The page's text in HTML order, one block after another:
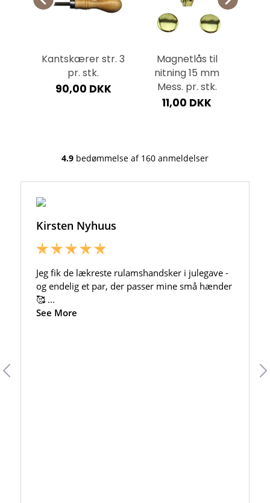
Kantskærer str. 3
pr. stk.
90,00 DKK
Magnetlås til
nitning 15 mm
Mess. pr. stk.
11,00 DKK